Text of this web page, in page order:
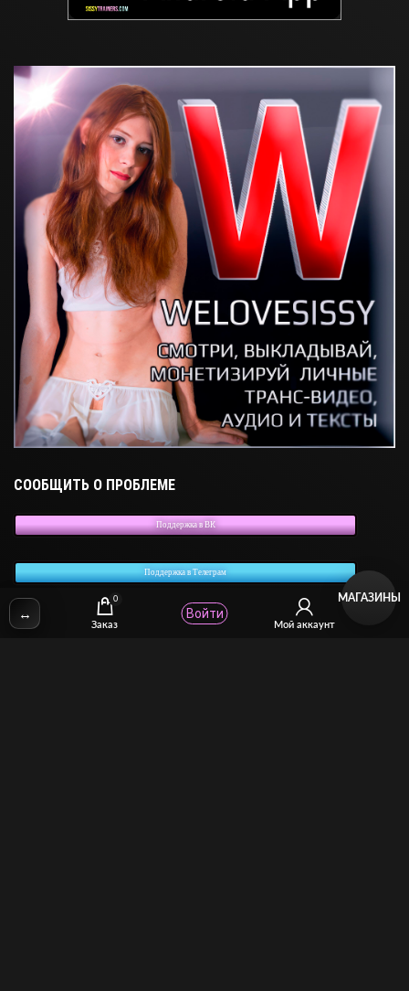
СООБЩИТЬ О ПРОБЛЕМЕ
Поддержка в ВК
Поддержка в Телеграм
✉Email: stcomhelp@gmail.com
↔
0
Заказ Мой аккаунт
Войти
МАГАЗИНЫ